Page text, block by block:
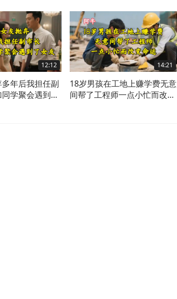
12:12
年后我担任副
学聚会遇到了
14:21
18岁男孩在工地上赚学费无意
间帮了工程师一点小忙而改变